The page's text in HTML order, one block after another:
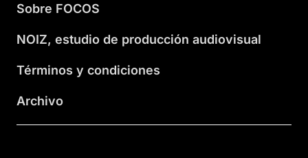
Sobre FOCOS
NOIZ, estudio de producción audiovisual
Términos y condiciones
Archivo